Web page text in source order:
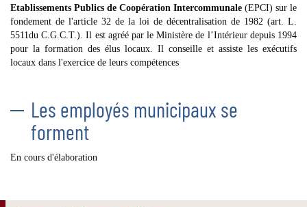
Etablissements Publics de Coopération Intercommunale (EPCI) sur le
fondement de l'article 32 de la loi de décentralisation de 1982 (art. L.
5511du C.G.C.T.). Il est agréé par le Ministère de l’Intérieur depuis 1994
pour la formation des élus locaux. Il conseille et assiste les exécutifs
locaux dans l'exercice de leurs compétences
Les employés municipaux se
forment
En cours d'élaboration